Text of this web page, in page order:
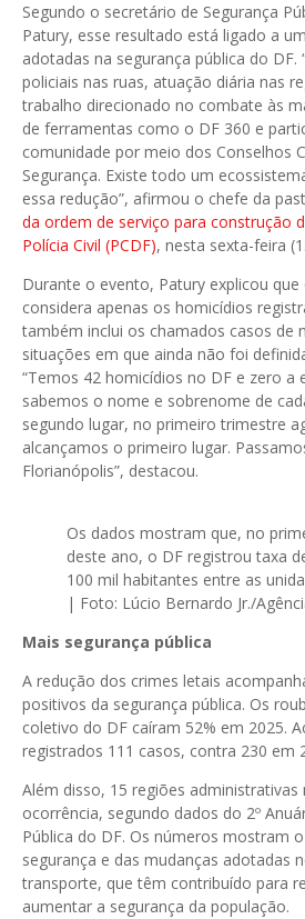
Segundo o secretário de Segurança
Patury, esse resultado está ligado a
adotadas na segurança pública do DF.
policiais nas ruas, atuação diária nas
trabalho direcionado no combate às
de ferramentas como o DF 360 e
comunidade por meio dos Conselhos
Segurança. Existe todo um
essa redução”, afirmou o chefe da
da ordem de serviço para construção
Polícia Civil (PCDF), nesta sexta-feira
Durante o evento, Patury explicou
considera apenas os homicídios
também inclui os chamados casos
situações em que ainda não foi
“Temos 42 homicídios no DF e zero a
sabemos o nome e sobrenome de
segundo lugar, no primeiro trimestre
alcançamos o primeiro lugar.
Florianópolis”, destacou.
Os dados mostram que, no
deste ano, o DF registrou taxa
100 mil habitantes entre as
| Foto: Lúcio Bernardo Jr./
Mais segurança pública
A redução dos crimes letais
positivos da segurança pública. Os
coletivo do DF caíram 52% em 2025.
registrados 111 casos, contra 230 em
Além disso, 15 regiões
ocorrência, segundo dados do 2º
Pública do DF. Os números mostram
segurança e das mudanças adotadas
transporte, que têm contribuído para
aumentar a segurança da população.